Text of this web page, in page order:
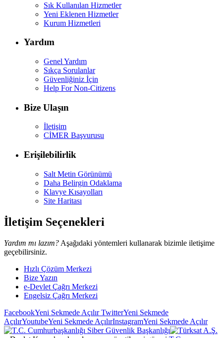
Sık Kullanılan Hizmetler
Yeni Eklenen Hizmetler
Kurum Hizmetleri
Yardım
Genel Yardım
Sıkça Sorulanlar
Güvenliğiniz İçin
Help For Non-Citizens
Bize Ulaşın
İletişim
CİMER Başvurusu
Erişilebilirlik
Salt Metin Görünümü
Daha Belirgin Odaklama
Klavye Kısayolları
Site Haritası
İletişim Seçenekleri
Yardım mı lazım? Aşağıdaki yöntemleri kullanarak bizimle iletişime
geçebilirsiniz.
Hızlı Çözüm Merkezi
Bize Yazın
e-Devlet Çağrı Merkezi
Engelsiz Çağrı Merkezi
FacebookYeni Sekmede AçılırTwitterYeni Sekmede
AçılırYoutubeYeni Sekmede AçılırInstagramYeni Sekmede Açılır